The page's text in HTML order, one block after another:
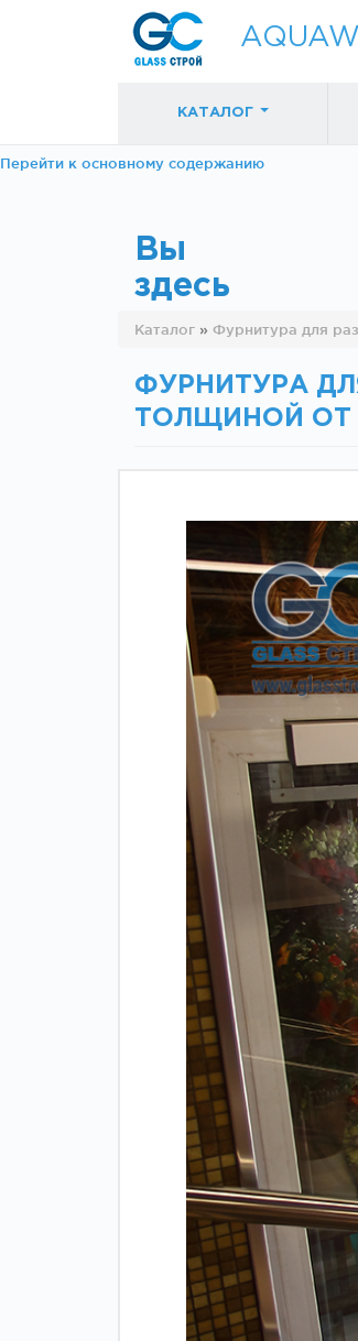
Перейти к основному содержанию
КАТАЛОГ
раздвижных
механизмы)
Зажимные
профили
Вы
здесь
Каталог » Фурнитура для
ФУРНИТУРА
ТОЛЩИНОЙ ОТ